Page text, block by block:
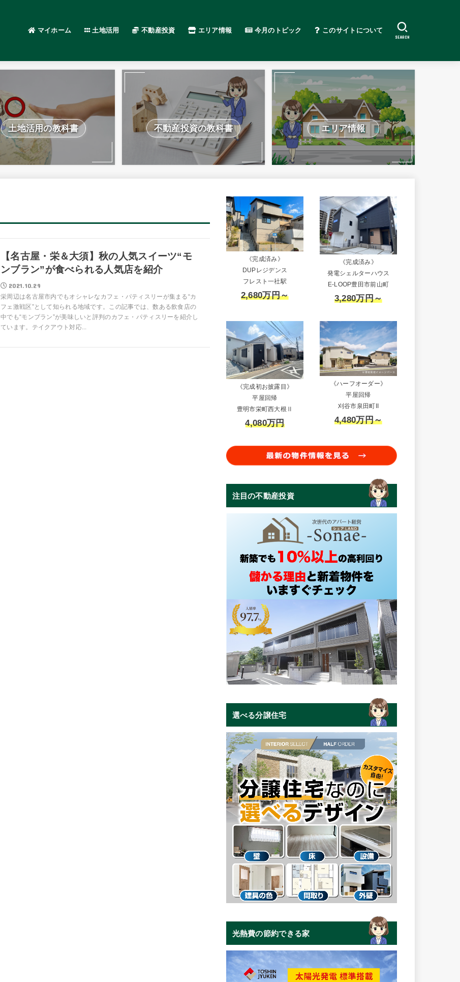
マイホーム 土地活用 不動産投資 エリア情報 今月のトピック このサイトについて
SEARCH
土地活用の教科書 不動産投資の教科書 エリア情報
【名古屋・栄＆大須】秋の人気スイーツ“モ
ンブラン”が食べられる人気店を紹介
2021.10.29
栄周辺は名古屋市内でもオシャレなカフェ・パティスリーが集まる“カ
フェ激戦区”として知られる地域です。この記事では、数ある飲食店の
中でも“モンブラン”が美味しいと評判のカフェ・パティスリーを紹介し
ています。テイクアウト対応...
《完成済み》
DUPレジデンス
フレスト一社駅
2,680万円～
《完成済み》
発電シェルターハウス
E-LOOP豊田市前山町
3,280万円～
《完成初お披露目》
平屋回帰
豊明市栄町西大根Ⅱ
4,080万円
《ハーフオーダー》
平屋回帰
刈谷市泉田町II
4,480万円～
注目の不動産投資
選べる分譲住宅
光熱費の節約できる家